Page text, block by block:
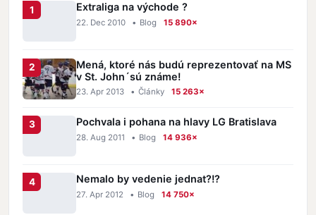
Extraliga na východe ?
22. Dec 2010 • Blog 15 890×
Mená, ktoré nás budú reprezentovať na MS
v St. John´sú známe!
23. Apr 2013 • Články 15 263×
Pochvala i pohana na hlavy LG Bratislava
28. Aug 2011 • Blog 14 936×
Nemalo by vedenie jednat?!?
27. Apr 2012 • Blog 14 750×